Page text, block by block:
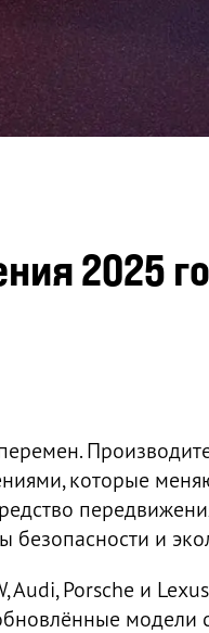
2025
которые
и
Porsche и
модели